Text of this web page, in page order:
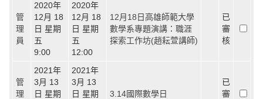
管
理
員
2020年
12月 18
日 星期
五
9:00
2020年
12月 18
日 星期
五
12:00
12月18日高雄師範大學
數學系專題演講：職涯
探索工作坊(趙耘萱講師)
已
審
核
管
理
2021年
3月 13
日 星期
2021年
3月 13
日 星期
3.14國際數學日
已
審